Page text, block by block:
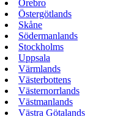
Örebro
Östergötlands
Skåne
Södermanlands
Stockholms
Uppsala
Värmlands
Västerbottens
Västernorrlands
Västmanlands
Västra Götalands